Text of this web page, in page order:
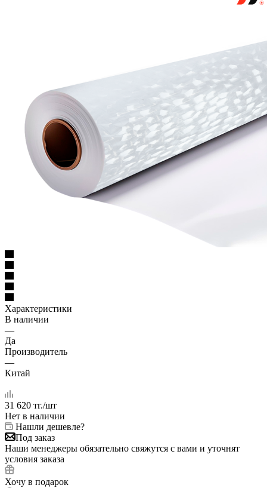
Характеристики
В наличии
—
Да
Производитель
—
Китай
31 620 тг./шт
Нет в наличии
Нашли дешевле?
Под заказ
Наши менеджеры обязательно свяжутся с вами и уточнят
условия заказа
Хочу в подарок